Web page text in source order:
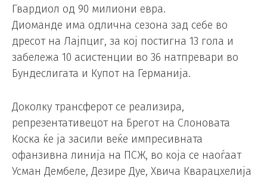
Гвардиол од 90 милиони евра.
Диоманде има одлична сезона зад себе во
дресот на Лајпциг, за кој постигна 13 гола и
забележа 10 асистенции во 36 натпревари во
Бундеслигата и Купот на Германија.
Доколку трансферот се реализира,
репрезентативецот на Брегот на Слоновата
Коска ќе ја засили веќе импресивната
офанзивна линија на ПСЖ, во која се наоѓаат
Усман Дембеле, Дезире Дуе, Хвича Кварацхелија